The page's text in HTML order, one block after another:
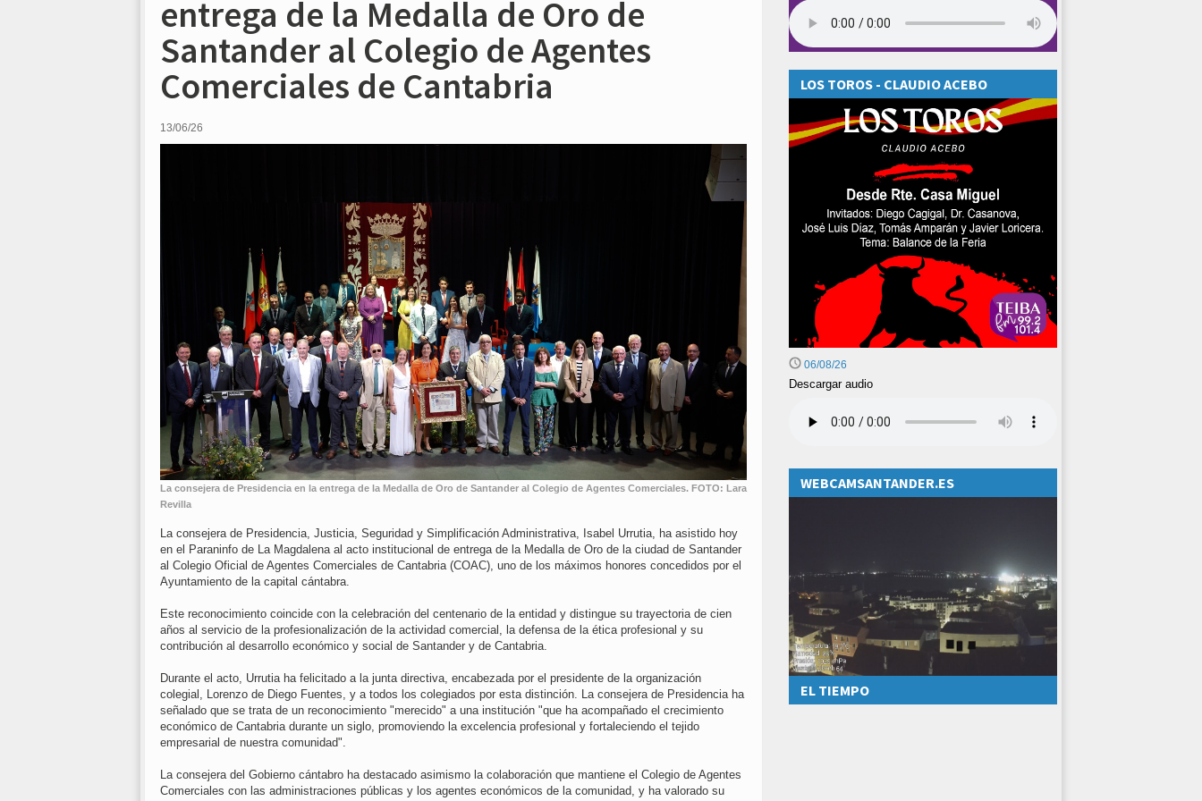
entrega de la Medalla de Oro de
Santander al Colegio de Agentes
Comerciales de Cantabria
13/06/26
La consejera de Presidencia en la entrega de la Medalla de Oro de Santander al Colegio de Agentes Comerciales. FOTO: Lara
Revilla
La consejera de Presidencia, Justicia, Seguridad y Simplificación Administrativa, Isabel Urrutia, ha asistido hoy
en el Paraninfo de La Magdalena al acto institucional de entrega de la Medalla de Oro de la ciudad de Santander
al Colegio Oficial de Agentes Comerciales de Cantabria (COAC), uno de los máximos honores concedidos por el
Ayuntamiento de la capital cántabra.
Este reconocimiento coincide con la celebración del centenario de la entidad y distingue su trayectoria de cien
años al servicio de la profesionalización de la actividad comercial, la defensa de la ética profesional y su
contribución al desarrollo económico y social de Santander y de Cantabria.
Durante el acto, Urrutia ha felicitado a la junta directiva, encabezada por el presidente de la organización
colegial, Lorenzo de Diego Fuentes, y a todos los colegiados por esta distinción. La consejera de Presidencia ha
señalado que se trata de un reconocimiento "merecido" a una institución "que ha acompañado el crecimiento
económico de Cantabria durante un siglo, promoviendo la excelencia profesional y fortaleciendo el tejido
empresarial de nuestra comunidad".
La consejera del Gobierno cántabro ha destacado asimismo la colaboración que mantiene el Colegio de Agentes
Comerciales con las administraciones públicas y los agentes económicos de la comunidad, y ha valorado su
LOS TOROS - CLAUDIO ACEBO
06/08/26
Descargar audio
WEBCAMSANTANDER.ES
EL TIEMPO